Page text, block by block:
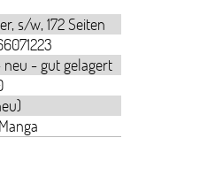
s/w, 172 Seiten
- gut gelagert